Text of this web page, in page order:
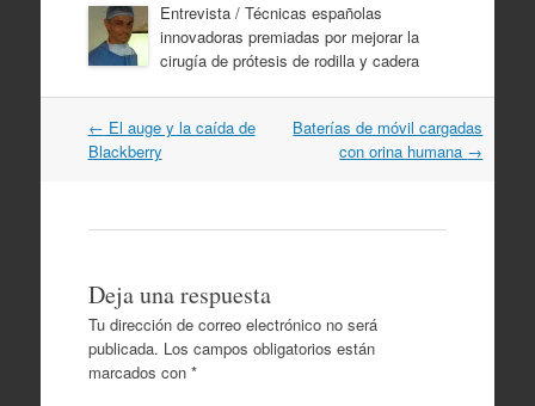
Entrevista / Técnicas españolas
innovadoras premiadas por mejorar la
cirugía de prótesis de rodilla y cadera
Navegación
por
← El auge y la caída de
Blackberry
Baterías de móvil cargadas
con orina humana →
Deja una respuesta
Tu dirección de correo electrónico no será
publicada. Los campos obligatorios están
marcados con *